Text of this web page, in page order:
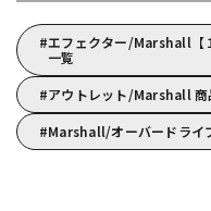
エフェクター/Marshall【
一覧
アウトレット/Marshall 商
Marshall/オーバードライ